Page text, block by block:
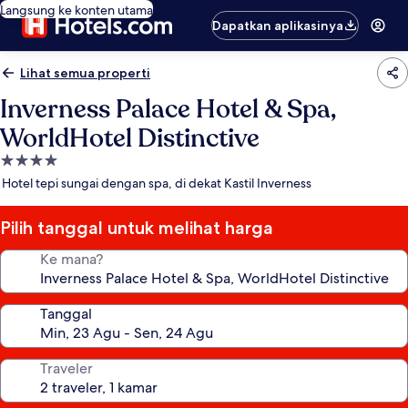
Langsung ke konten utama
Dapatkan aplikasinya
Lihat semua properti
Inverness Palace Hotel & Spa,
WorldHotel Distinctive
Properti
bintang
Hotel tepi sungai dengan spa, di dekat Kastil Inverness
Pilih tanggal untuk melihat harga
Ke mana?
Tanggal
Traveler